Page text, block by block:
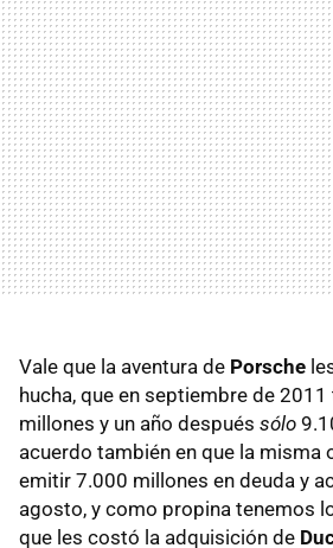
Vale que la aventura de Porsche
hucha, que en septiembre de
millones y un año después sólo
acuerdo también en que la misma
emitir 7.000 millones en deuda y
agosto, y como propina tenemos
que les costó la adquisición de